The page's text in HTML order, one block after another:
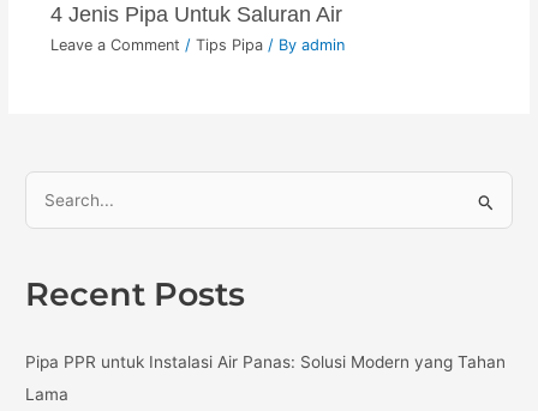
4 Jenis Pipa Untuk Saluran Air
Leave a Comment / Tips Pipa/ By admin
r
h
f
Recent Posts
Pipa PPR untuk Instalasi Air Panas: Solusi Modern yang Tahan
Lama